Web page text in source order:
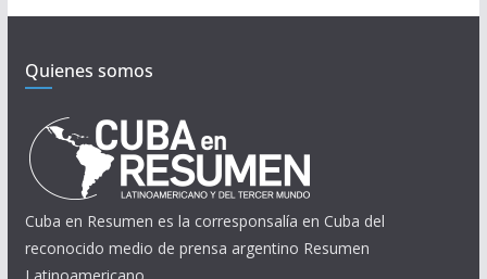
Quienes somos
Cuba en Resumen es la corresponsalía en Cuba del
reconocido medio de prensa argentino Resumen